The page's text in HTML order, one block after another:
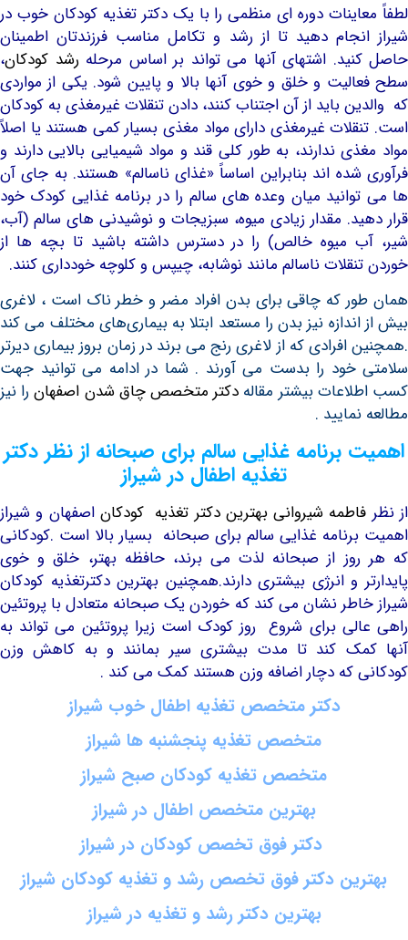
دوره ای منظمی را با یک دکتر تغذیه کودکان خوب در
دهید تا از رشد و تکامل مناسب فرزندتان اطمینان
اشتهای آنها می تواند بر اساس مرحله رشد کودکان ،
و خلق و خوی آنها بالا و پایین شود. یکی از مواردی
باید از آن اجتناب کنند، دادن تنقلات غیرمغذی به کودکان
غیرمغذی دارای مواد مغذی بسیار کمی هستند یا اصلاً
ندارند، به طور کلی قند و مواد شیمیایی بالایی دارند و
اند بنابراین اساساً «غذای ناسالم» هستند. به جای آن
میان وعده های سالم را در برنامه غذایی کودک خود
مقدار زیادی میوه، سبزیجات و نوشیدنی های سالم (آب،
میوه خالص) را در دسترس داشته باشید تا بچه ها از
ناسالم مانند نوشابه، چیپس و کلوچه خودداری کنند.
که چاقی برای بدن افراد مضر و خطر ناک است ، لاغری
نیز بدن را مستعد ابتلا به بیماری‌های مختلف می کند
که از لاغری رنج می برند در زمان بروز بیماری دیرتر
خود را بدست می آورند . شما در ادامه می توانید جهت
بیشتر مقالهدکتر متخصص چاق شدن اصفهان را نیز
.
برنامه غذایی سالم برای صبحانه از نظر دکتر
تغذیه اطفال در شیراز
شیروانی بهترین دکتر تغذیه کودکان اصفهان و شیراز
غذایی سالم برای صبحانه بسیار بالا است .کودکانی
از صبحانه لذت می برند، حافظه بهتر، خلق و خوی
و انرژی بیشتری دارند.همچنین بهترین دکترتغذیه کودکان
نشان می کند که خوردن یک صبحانه متعادل با پروتئین
برای شروع روز کودک است زیرا پروتئین می تواند به
کند تا مدت بیشتری سیر بمانند و به کاهش وزن
که دچار اضافه وزن هستند کمک می کند .
دکتر متخصص تغذیه اطفال خوب شیراز
متخصص تغذیه پنجشنبه ها شیراز
متخصص تغذیه کودکان صبح شیراز
بهترین متخصص اطفال در شیراز
دکتر فوق تخصص کودکان در شیراز
دکتر فوق تخصص رشد و تغذیه کودکان شیراز
بهترین دکتر رشد و تغذیه در شیراز